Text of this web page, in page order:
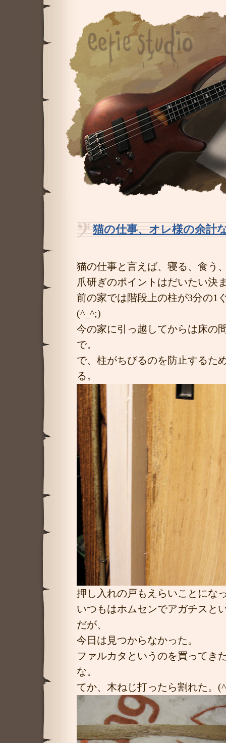
猫の仕事、オレ様の余計
猫の仕事と言えば、寝る、食う
爪研ぎのポイントはだいたい決
前の家では階段上の柱が3分の1
(^_^;)
今の家に引っ越してからは床の
で。
で、柱がちびるのを防止するた
る。
押し入れの戸もえらいことにな
いつもはホムセンでアガチスと
だが、
今日は見つからなかった。
ファルカタというのを買ってき
な。
てか、木ねじ打ったら割れた。